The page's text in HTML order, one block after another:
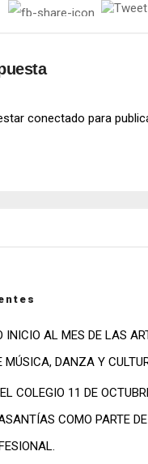
conectado para
INICIO AL MES DE LAS
MÚSICA, DANZA Y
COLEGIO 11 DE
COMO PARTE